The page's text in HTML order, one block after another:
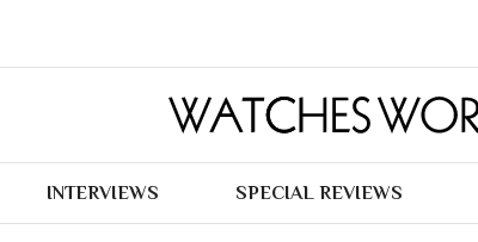
INTERVIEWS SPECIAL REVIEWS